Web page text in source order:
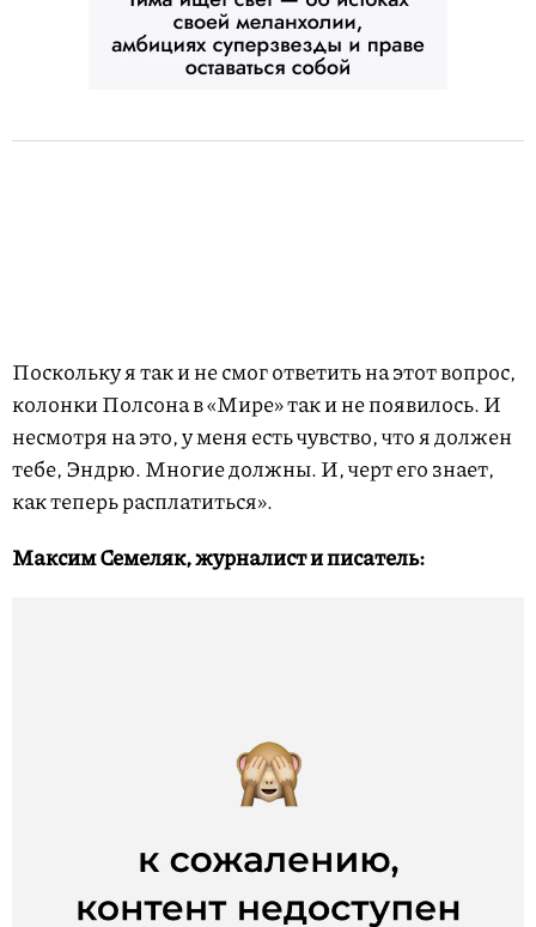
Поскольку я так и не смог ответить на этот вопрос,
колонки Полсона в «Мире» так и не появилось. И
несмотря на это, у меня есть чувство, что я должен
тебе, Эндрю. Многие должны. И, черт его знает,
как теперь расплатиться».
Максим Семеляк, журналист и писатель: